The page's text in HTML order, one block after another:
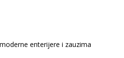
enterijere i zauzima